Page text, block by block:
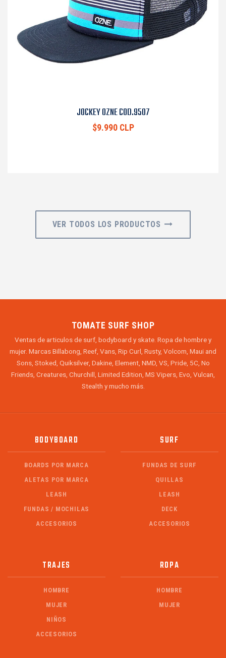
JOCKEY OZNE COD.9507
$9.990 CLP
VER TODOS LOS PRODUCTOS
TOMATE SURF SHOP
Ventas de articulos de surf, bodyboard y skate. Ropa de hombre y
mujer. Marcas Billabong, Reef, Vans, Rip Curl, Rusty, Volcom, Maui and
Sons, Stoked, Quiksilver, Dakine, Element, NMD, VS, Pride, 5C, No
Friends, Creatures, Churchill, Limited Edition, MS Vipers, Evo, Vulcan,
Stealth y mucho más.
BODYBOARD
BOARDS POR MARCA
ALETAS POR MARCA
LEASH
FUNDAS / MOCHILAS
ACCESORIOS
SURF
FUNDAS DE SURF
QUILLAS
LEASH
DECK
ACCESORIOS
TRAJES
HOMBRE
MUJER
NIÑOS
ACCESORIOS
ROPA
HOMBRE
MUJER